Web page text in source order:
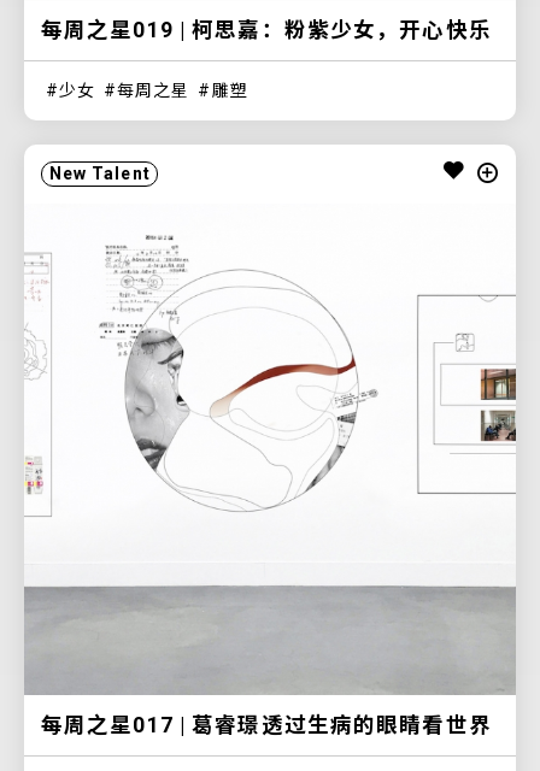
每周之星019 | 柯思嘉：粉紫少女，开心快乐
少女 每周之星 雕塑
New Talent
每周之星017 | 葛睿璟透过生病的眼睛看世界